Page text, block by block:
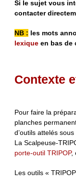
Si le sujet vous
contacter
NB : les mots
lexique en bas de
Contexte
Pour faire la
planches
d’outils attelés
La Scalpeuse-
porte-outil TRIPOP,
Les outils «